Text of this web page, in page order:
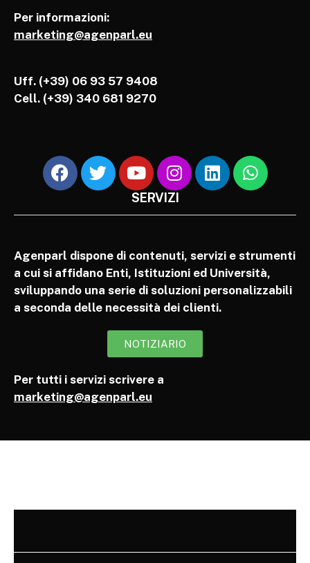
Per informazioni:
marketing@agenparl.eu
Uff. (+39) 06 93 57 9408
Cell. (+39) 340 681 9270
SERVIZI
Agenparl dispone di contenuti, servizi e strumenti
a cui si affidano Enti, Istituzioni ed Università,
sviluppando una serie di soluzioni personalizzabili
a seconda delle necessità dei clienti.
NOTIZIARIO
Per tutti i servizi scrivere a
marketing@agenparl.eu